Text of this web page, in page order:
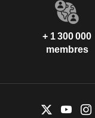
+ 1 300 000
membres